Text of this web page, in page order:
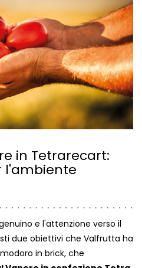
in Tetrarecart:
l'ambiente
e l'attenzione verso il
due obiettivi che Valfrutta ha
in brick, che